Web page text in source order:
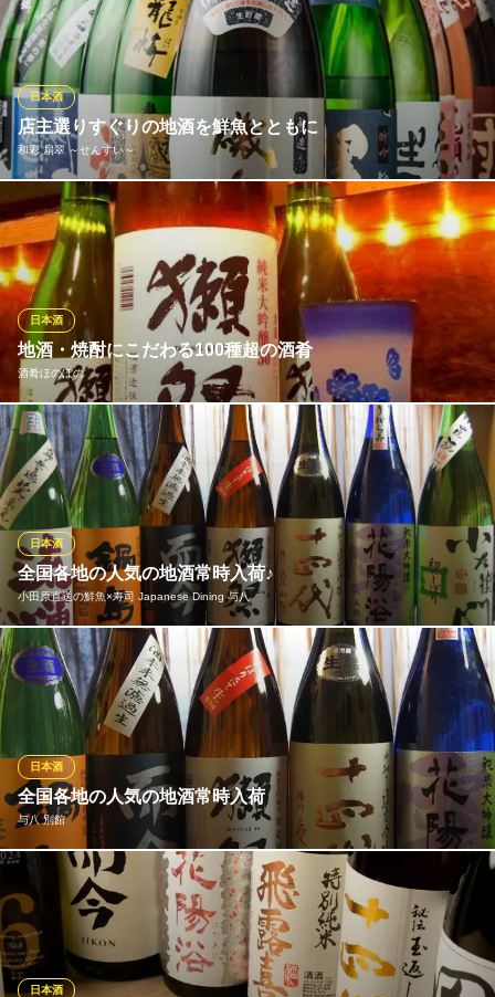
楽しめます！詳しくは下記日本酒リストをご確認ください！ま
た、銘柄を絞った全店共通のイベントも行っております。 【毎月
第一、第四木曜日】十四代の日 【毎月6がつく日】No.6の日 【毎
月第二、第三火曜日】而今の日
個室居酒屋 天日 本厚木店
個室空間で日本酒を堪能
小田急小田原線本厚木駅 徒歩1分
神奈川県厚木市中町2-1-18 TRUNK本厚木11F
店主選りすぐりの地酒を鮮魚とともに
和彩 扇翠 ～せんすい～
日本酒
日本酒は、店主が厳選したものをご用意しています。新鮮なお魚
と合わせて是非選りすぐりの地酒をお楽しみください。新酒や冷
やおろしなど、その時期にしか飲めない季節のお酒も多く入荷い
たします。売り切れ御免となっておりますので、気になる銘柄は
おはやめにご注文ください。
和彩 扇翠 ～せんすい～
旨い魚と地酒
小田急小田原線本厚木駅北口 徒歩3分
神奈川県厚木市中町2-1-2 1F
地酒・焼酎にこだわる100種超の酒肴
酒肴ほのぼの
日本酒
料理に合わせ選び抜かれた地酒・本格焼酎にこだわります 。銘酒
から秘蔵酒まで取り揃え、常時100種類以上のドリンクをご用意
。魚料理、肉料理それぞれの旨味を引き立てる銘柄を厳選。力強
い辛口と、瑞々しい生酒が新しく加わり、日本酒のラインナップ
が一層充実しました。あなただけの一本との出会いを。
酒肴ほのぼの
居酒屋 和食 隠れ家
小田急線本厚木駅南口 徒歩1分
神奈川県厚木市泉町2-9 成都ビル1F
全国各地の人気の地酒常時入荷♪
小田原直送の鮮魚×寿司 Japanese Dining 与八
日本酒
当店は全国各地の地酒にこだわり季節四季おりおりの地酒をつね
に入荷しております。 食材も小田原や静岡は沼津港などの近海の
地魚や全国各地からのより良い魚介類を仕入れております。 野菜
も全国各地からの季節の旬の鮮度の良い品を築地や横浜などの青
果市場より取り寄せ食材としております。
小田原直送の鮮魚×寿司 Japanese Dining 与八
和食 寿司 本厚木
小田急小田原線本厚木駅 徒歩2分
神奈川県厚木市中町4-2-7 太陽第17ビル1F
全国各地の人気の地酒常時入荷
与八 別館
日本酒
当店は全国各地の地酒にこだわり季節四季おりおりの地酒をつね
に入荷しております。食材も小田原や静岡は沼津港などの近海の
地魚や全国各地からのより良い魚介類を仕入れております。野菜
も全国各地からの季節の旬の鮮度の良い品を築地や横浜などの青
果市場より取り寄せ食材としております。
日本酒